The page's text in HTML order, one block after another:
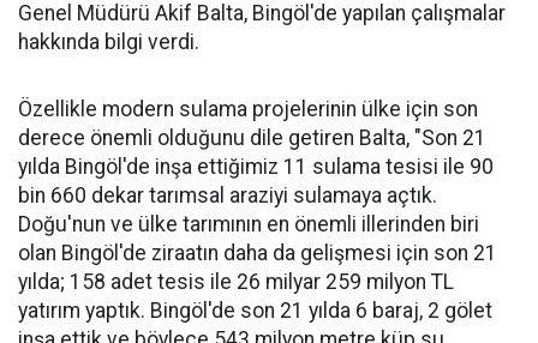
Genel Müdürü Akif Balta, Bingöl'de yapılan çalışmalar
hakkında bilgi verdi.
Özellikle modern sulama projelerinin ülke için son
derece önemli olduğunu dile getiren Balta, "Son 21
yılda Bingöl'de inşa ettiğimiz 11 sulama tesisi ile 90
bin 660 dekar tarımsal araziyi sulamaya açtık.
Doğu'nun ve ülke tarımının en önemli illerinden biri
olan Bingöl'de ziraatın daha da gelişmesi için son 21
yılda; 158 adet tesis ile 26 milyar 259 milyon TL
yatırım yaptık. Bingöl'de son 21 yılda 6 baraj, 2 gölet